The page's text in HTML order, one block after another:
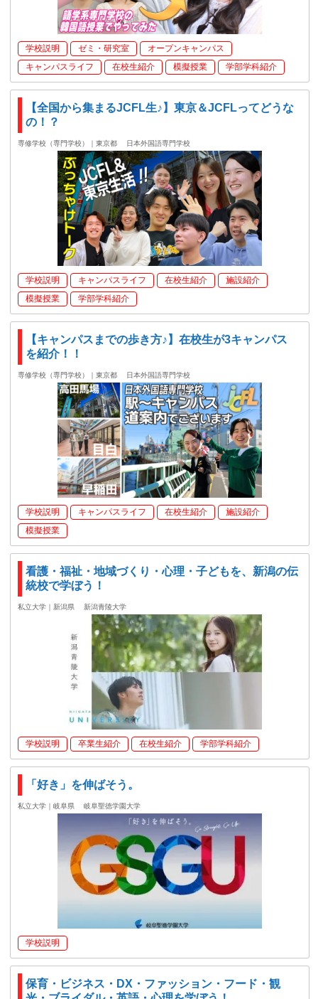
学校説明 ゼミ・研究室
オープンキャンパス
キャンパスライフ
在校生紹介 模擬授業 学部学科紹介
【全国から集まるJCFL生♪】東京＆JCFLってどうな
の！？
専修学校（専門学校）｜東京都 日本外国語専門学校
学校説明 キャンパスライフ 在校生紹介
施設紹介
模擬授業
学部学科紹介
【キャンパスまでの歩き方♪】在校生が3キャンパス
を紹介！！
専修学校（専門学校）｜東京都 日本外国語専門学校
学校説明 キャンパスライフ 在校生紹介
施設紹介
模擬授業
看護・福祉・地域づくり・心理・子どもを、新潟の伝
統校で学ぼう！
私立大学｜新潟県 新潟青陵大学
学校説明 卒業生紹介 在校生紹介 学部学科紹介
「好き」を伸ばそう。
私立大学｜岐阜県 岐阜聖徳学園大学
学校説明
保育・ビジネス・DX・ファッション・フード・観